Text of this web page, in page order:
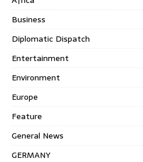
Business
Diplomatic Dispatch
Entertainment
Environment
Europe
Feature
General News
GERMANY